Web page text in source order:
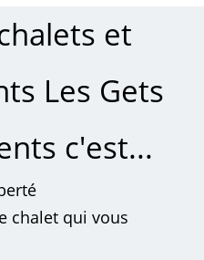
et
Les Gets
c'est...
chalet qui vous